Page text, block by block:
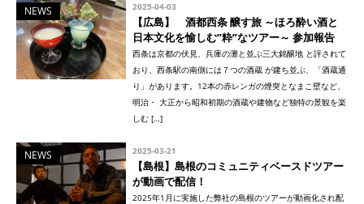
NEWS 2025-04-03
【広島】 酒都西条 醸す旅 ～ほろ酔い酒と
日本文化を愉しむ”粋”なツアー～ 参加報告
西条は京都の伏見、兵庫の灘と並ぶ三大銘醸地 と評されて
おり、西条駅の南側には７つの酒蔵 が建ち並ぶ、「酒蔵通
り」があります。12本の赤レンガの煙突となまこ壁など、
明治・ 大正から昭和初期の酒蔵や建物など独特の景観を楽
しむ […]
NEWS 2025-03-21
【島根】島根のコミュニティベースドツアー
が動画で配信！
2025年1月に実施した弊社の島根のツアーが動画化され配